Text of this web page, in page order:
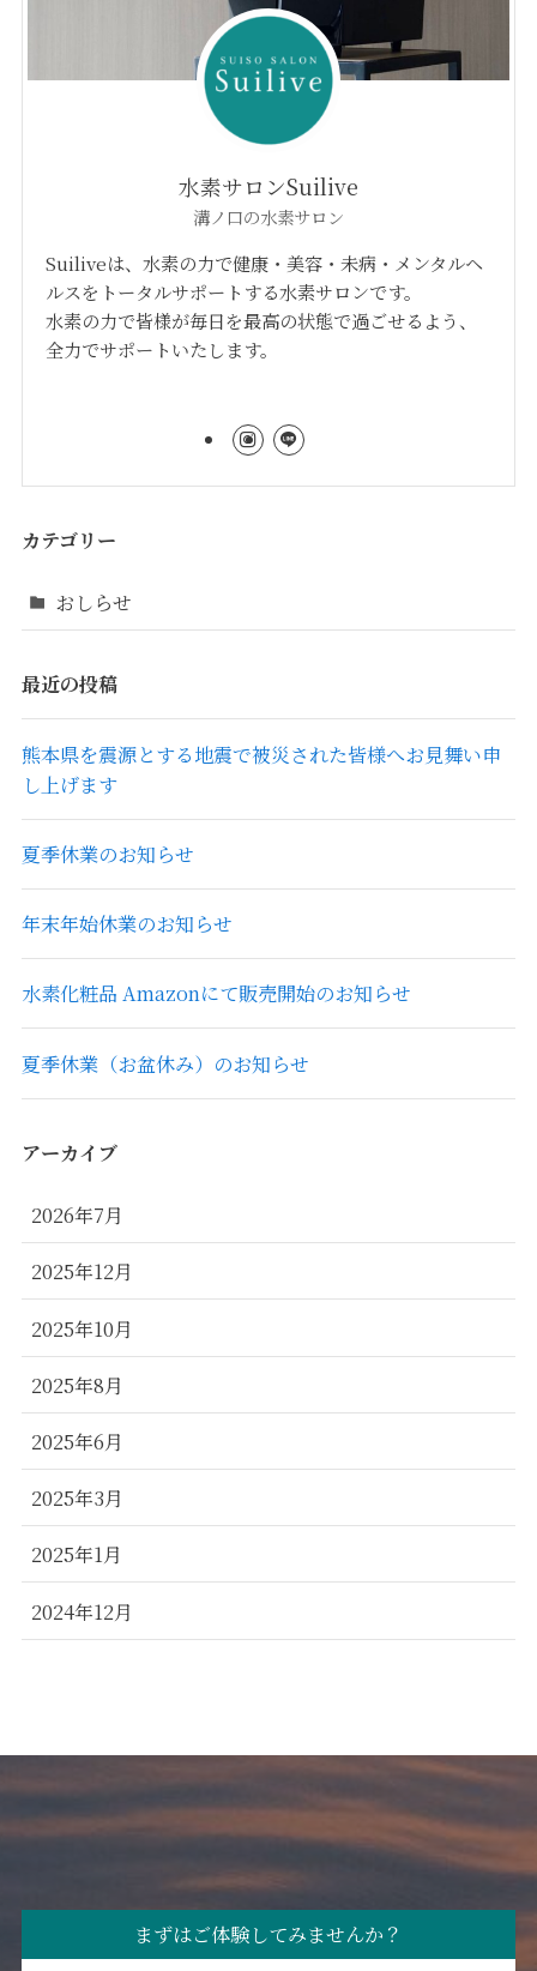
水素サロンSuilive
溝ノ口の水素サロン
Suiliveは、水素の力で健康・美容・未病・メンタルヘ
ルスをトータルサポートする水素サロンです。
水素の力で皆様が毎日を最高の状態で過ごせるよう、
全力でサポートいたします。
カテゴリー
おしらせ
最近の投稿
熊本県を震源とする地震で被災された皆様へお見舞い申
し上げます
夏季休業のお知らせ
年末年始休業のお知らせ
水素化粧品 Amazonにて販売開始のお知らせ
夏季休業（お盆休み）のお知らせ
アーカイブ
2026年7月
2025年12月
2025年10月
2025年8月
2025年6月
2025年3月
2025年1月
2024年12月
まずはご体験してみませんか？